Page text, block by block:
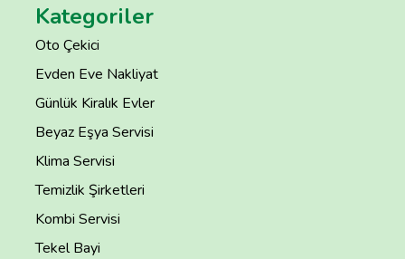
Kategoriler
Oto Çekici
Evden Eve Nakliyat
Günlük Kiralık Evler
Beyaz Eşya Servisi
Klima Servisi
Temizlik Şirketleri
Kombi Servisi
Tekel Bayi